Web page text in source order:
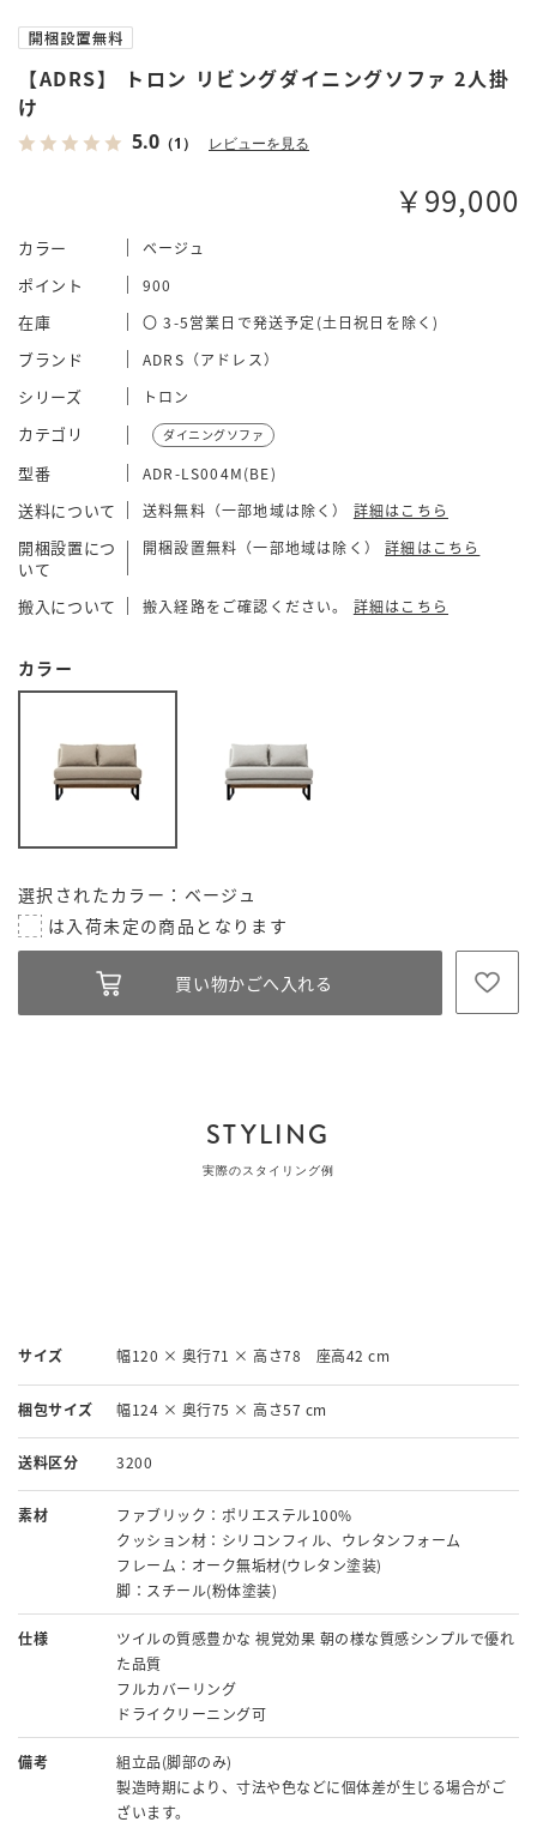
【ADRS】 トロン リビングダイニングソファ 2人掛
け
5.0 （1） レビューを見る
￥99,000
カラー ベージュ
ポイント 900
在庫 〇 3-5営業日で発送予定(土日祝日を除く)
ブランド ADRS（アドレス）
シリーズ トロン
カテゴリ ダイニングソファ
型番 ADR-LS004M(BE)
送料について 送料無料（一部地域は除く） 詳細はこちら
開梱設置につ
いて
開梱設置無料（一部地域は除く）詳細はこちら
搬入について 搬入経路をご確認ください。 詳細はこちら
カラー
選択されたカラー：ベージュ
STYLING
実際のスタイリング例
サイズ 幅120 × 奥行71 × 高さ78 座高42 cm
梱包サイズ 幅124 × 奥行75 × 高さ57 cm
送料区分 3200
素材
ファブリック：ポリエステル100%
クッション材：シリコンフィル、ウレタンフォーム
フレーム：オーク無垢材(ウレタン塗装)
脚：スチール(粉体塗装)
仕様
ツイルの質感豊かな 視覚効果 朝の様な質感シンプルで優れ
た品質
フルカバーリング
ドライクリーニング可
備考
組立品(脚部のみ)
製造時期により、寸法や色などに個体差が生じる場合がご
ざいます。